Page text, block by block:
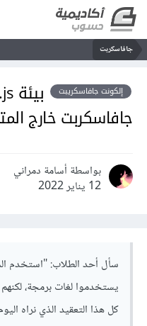
جافاسكربت
إلكونت جافاسكريبت
جافاسكربت خارج
بواسطة أسامة دمراني
12 يناير 2022
سأل أحد الطلاب: "استخدم
يستخدموا لغات برمجة،
كل هذا التعقيد الذي نراه